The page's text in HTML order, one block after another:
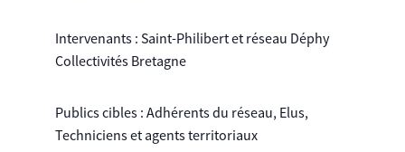
Intervenants : Saint-Philibert et réseau Déphy
Collectivités Bretagne
Publics cibles : Adhérents du réseau, Elus,
Techniciens et agents territoriaux